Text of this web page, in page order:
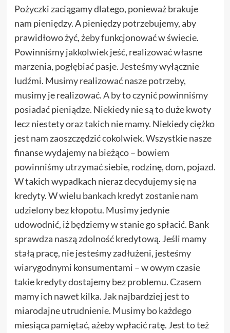
Pożyczki zaciągamy dlatego, ponieważ brakuje
nam pieniędzy. A pieniędzy potrzebujemy, aby
prawidłowo żyć, żeby funkcjonować w świecie.
Powinniśmy jakkolwiek jeść, realizować własne
marzenia, pogłębiać pasje. Jesteśmy wyłącznie
ludźmi. Musimy realizować nasze potrzeby,
musimy je realizować. A by to czynić powinniśmy
posiadać pieniądze. Niekiedy nie są to duże kwoty
lecz niestety oraz takich nie mamy. Niekiedy ciężko
jest nam zaoszczędzić cokolwiek. Wszystkie nasze
finanse wydajemy na bieżąco – bowiem
powinniśmy utrzymać siebie, rodzinę, dom, pojazd.
W takich wypadkach nieraz decydujemy się na
kredyty. W wielu bankach kredyt zostanie nam
udzielony bez kłopotu. Musimy jedynie
udowodnić, iż będziemy w stanie go spłacić. Bank
sprawdza naszą zdolność kredytową. Jeśli mamy
stałą pracę, nie jesteśmy zadłużeni, jesteśmy
wiarygodnymi konsumentami – w owym czasie
takie kredyty dostajemy bez problemu. Czasem
mamy ich nawet kilka. Jak najbardziej jest to
miarodajne utrudnienie. Musimy bo każdego
miesiąca pamiętać, ażeby wpłacić ratę. Jest to też